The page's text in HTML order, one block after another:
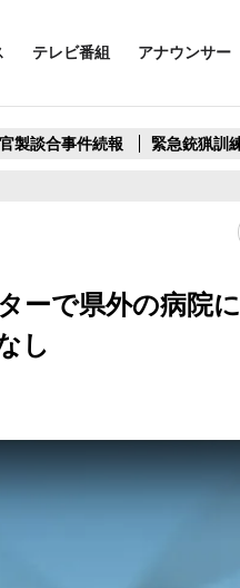
テレビ番組 アナウンサー
官製談合事件続報 緊急銃猟訓
ーで県外の病院
し